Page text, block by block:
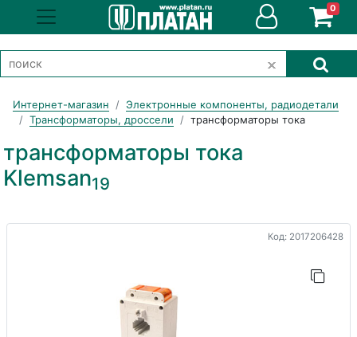
0
Интернет-магазин
Электронные компоненты, радиодетали
Трансформаторы, дроссели
трансформаторы тока
трансформаторы тока
Klemsan19
Код: 2017206428